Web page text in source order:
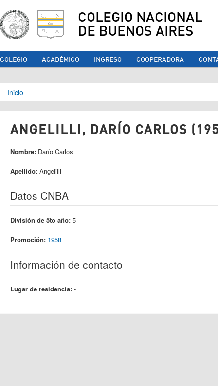
COLEGIO NACIONAL
DE BUENOS AIRES
COLEGIO ACADÉMICO INGRESO COOPERADORA
Se encuentra usted aquí
Inicio
ANGELILLI, DARÍO CARLOS
Nombre: Darío Carlos
Apellido: Angelilli
Datos CNBA
División de 5to año: 5
Promoción: 1958
Información de contacto
Lugar de residencia: -